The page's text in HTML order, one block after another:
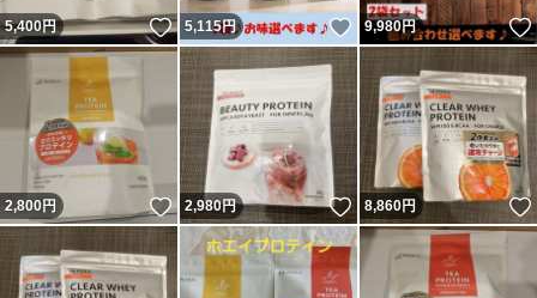
5,400円 いいね！
5,115円 いいね！
9,980円
2,800円 いいね！
2,980円 いいね！
8,860円